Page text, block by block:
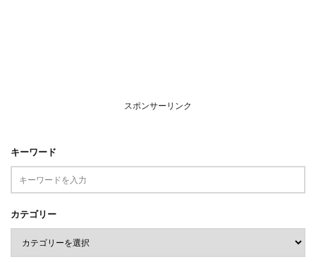
スポンサーリンク
キーワード
カテゴリー